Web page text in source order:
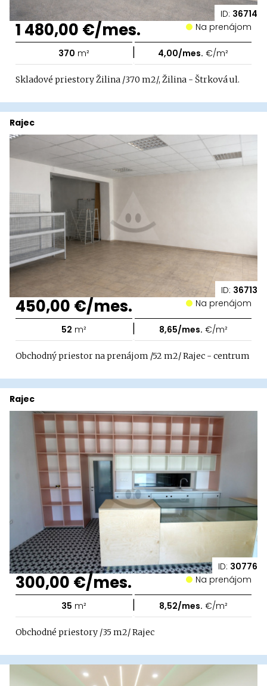
ID: 36714
1 480,00 €/mes. Na prenájom
370 m² | 4,00/mes. €/m²
Skladové priestory Žilina /370 m2/, Žilina - Štrková ul.
ID: 36713
Rajec
450,00 €/mes. Na prenájom
52 m² | 8,65/mes. €/m²
Obchodný priestor na prenájom /52 m2/ Rajec - centrum
ID: 30776
Rajec
300,00 €/mes. Na prenájom
35 m² | 8,52/mes. €/m²
Obchodné priestory /35 m2/ Rajec